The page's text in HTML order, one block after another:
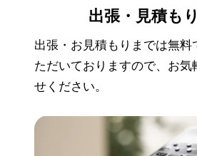
出張・見積もり
出張・お見積もりまでは無料
ただいておりますので、お気
せください。